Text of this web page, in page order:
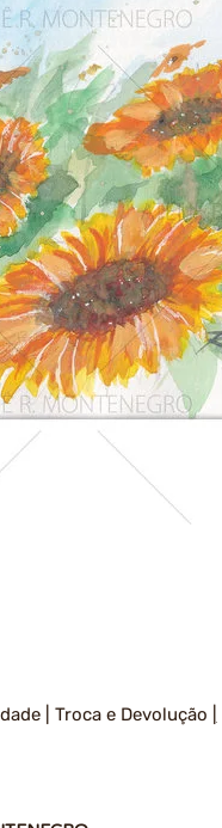
| Troca e Devolução